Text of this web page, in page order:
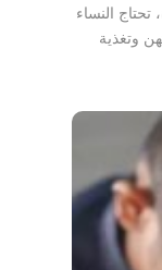
تحتاج النساء
وتغذية